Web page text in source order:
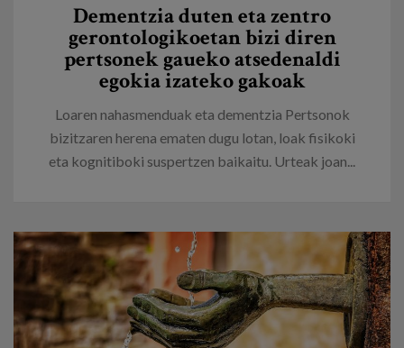
Dementzia duten eta zentro
gerontologikoetan bizi diren
pertsonek gaueko atsedenaldi
egokia izateko gakoak
Loaren nahasmenduak eta dementzia Pertsonok
bizitzaren herena ematen dugu lotan, loak fisikoki
eta kognitiboki suspertzen baikaitu. Urteak joan...